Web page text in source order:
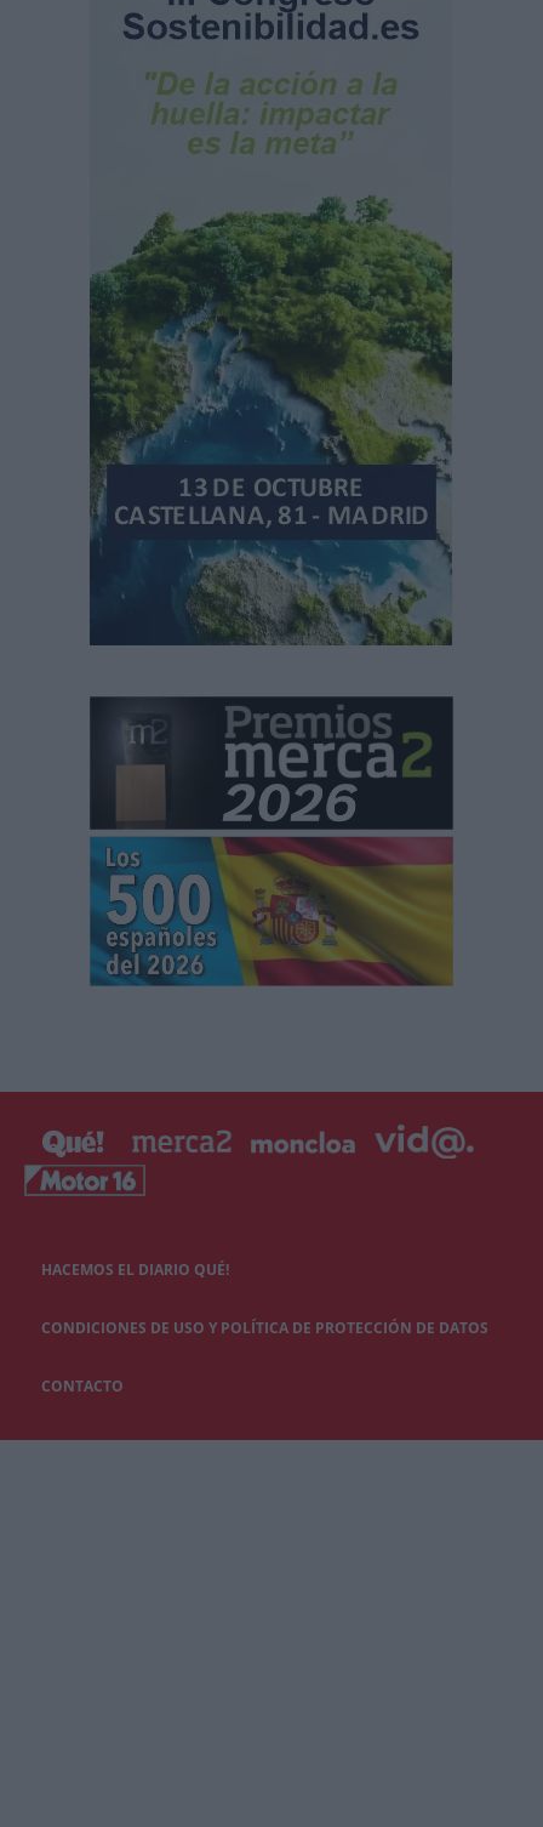
HACEMOS EL DIARIO QUÉ!
CONDICIONES DE USO Y POLÍTICA DE PROTECCIÓN DE DATOS
CONTACTO